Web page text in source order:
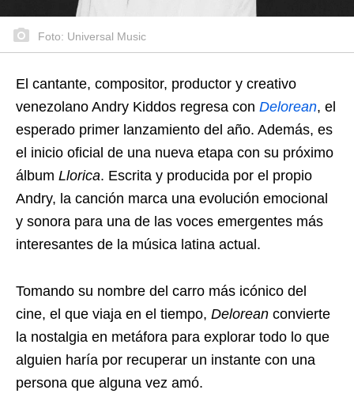
Foto: Universal Music
El cantante, compositor, productor y creativo
venezolano Andry Kiddos regresa con Delorean, el
esperado primer lanzamiento del año. Además, es
el inicio oficial de una nueva etapa con su próximo
álbum Llorica. Escrita y producida por el propio
Andry, la canción marca una evolución emocional
y sonora para una de las voces emergentes más
interesantes de la música latina actual.
Tomando su nombre del carro más icónico del
cine, el que viaja en el tiempo, Delorean convierte
la nostalgia en metáfora para explorar todo lo que
alguien haría por recuperar un instante con una
persona que alguna vez amó.